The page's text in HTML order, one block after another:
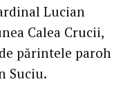
Lucian
Calea Crucii,
părintele paroh
Suciu.